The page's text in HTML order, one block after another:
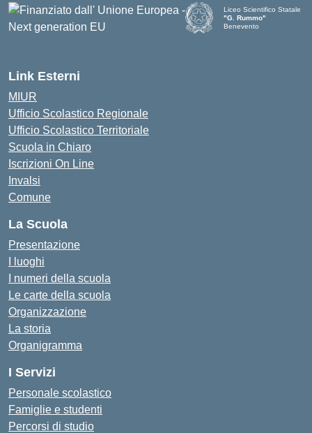
Liceo Scientifico Statale
"G. Rummo"
Benevento
Link Esterni
MIUR
Ufficio Scolastico Regionale
Ufficio Scolastico Territoriale
Scuola in Chiaro
Iscrizioni On Line
Invalsi
Comune
La Scuola
Presentazione
I luoghi
I numeri della scuola
Le carte della scuola
Organizzazione
La storia
Organigramma
I Servizi
Personale scolastico
Famiglie e studenti
Percorsi di studio